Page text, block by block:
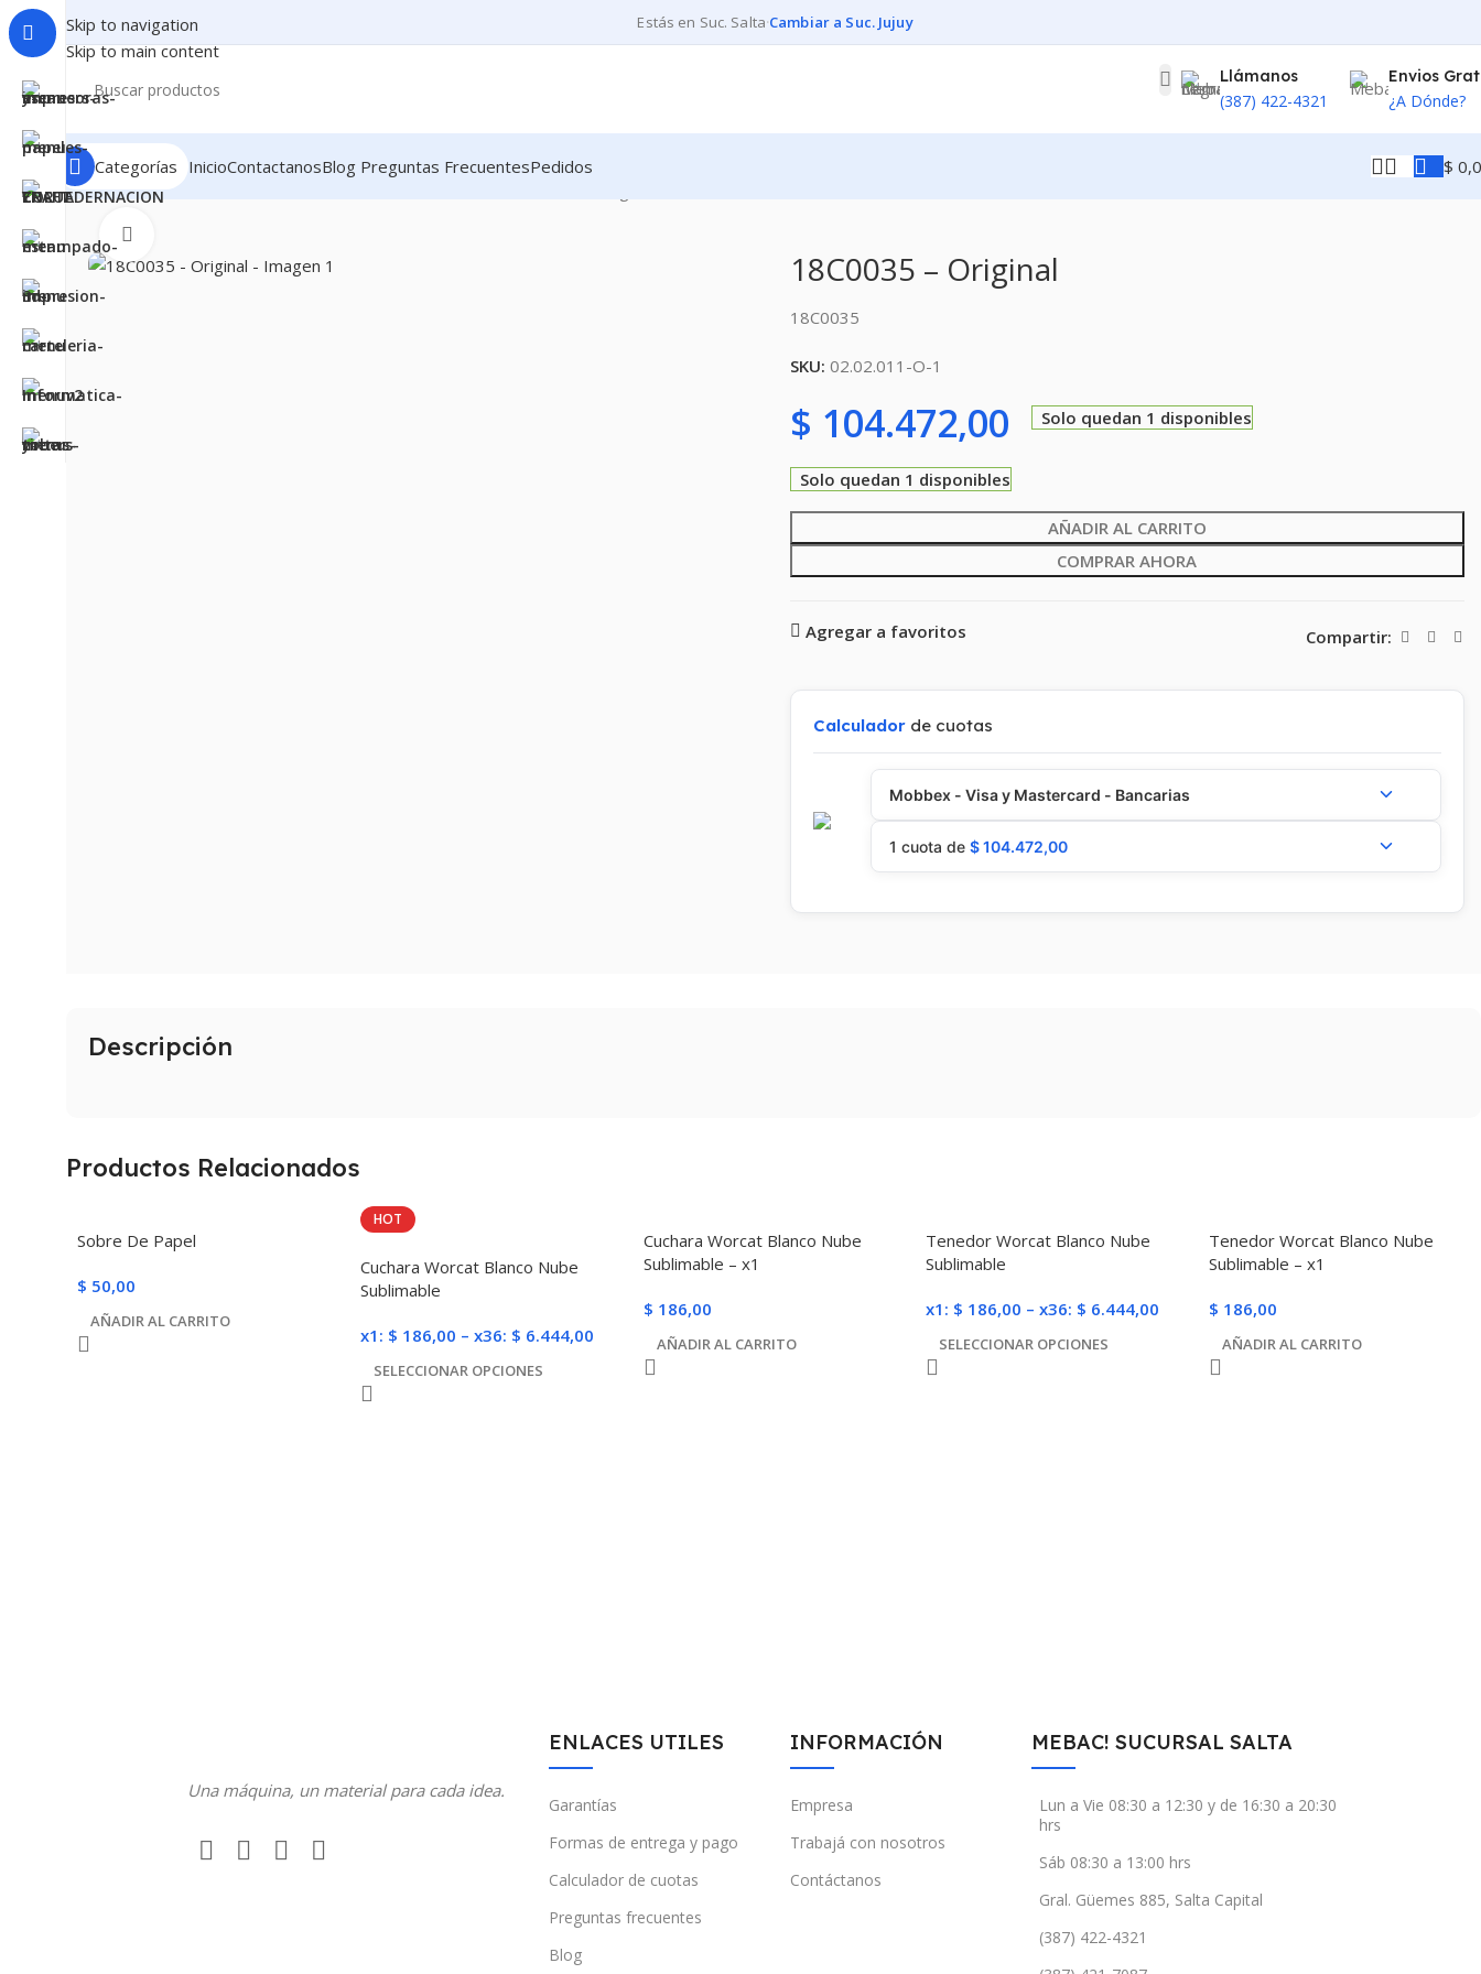
Skip to navigation
Skip to main content
Estás en Suc. Salta·Cambiar a Suc. Jujuy
Llámanos
(387) 422-4321
Envios
¿A Dónde?
Categorías InicioContactanosBlog Preguntas FrecuentesPedidos $
Inicio CONSUMIBLES
18C0035 – Original
18C0035
SKU: 02.02.011-O-1
$ 104.472,00 Solo quedan 1 disponibles
Solo quedan 1 disponibles
AÑADIR AL CARRITO
COMPRAR AHORA
Agregar a favoritos Compartir:
Calculadorde cuotas
Mobbex - Visa y Mastercard - Bancarias
1 cuota de $104.472,00
Descripción
Productos Relacionados
Sobre De Papel
$ 50,00
AÑADIR AL CARRITO
HOT
Cuchara Worcat Blanco Nube
Sublimable
x1: $ 186,00 – x36: $ 6.444,00
SELECCIONAR OPCIONES
Cuchara Worcat Blanco Nube
Sublimable – x1
$ 186,00
AÑADIR AL CARRITO
Tenedor Worcat Blanco Nube
Sublimable
x1: $ 186,00 –x36: $ 6.444,00
SELECCIONAR OPCIONES
Tenedor Worcat Blanco Nube
Sublimable – x1
$ 186,00
AÑADIR AL CARRITO
Una máquina, un material para cada idea.
ENLACES UTILES
Garantías
Formas de entrega y pago
Calculador de cuotas
Preguntas frecuentes
Blog
INFORMACIÓN
Empresa
Trabajá con nosotros
Contáctanos
MEBAC! SUCURSAL SALTA
Lun a Vie 08:30 a 12:30 y de 16:30 a 20:30
hrs
Sáb 08:30 a 13:00 hrs
Gral. Güemes 885, Salta Capital
(387) 422-4321